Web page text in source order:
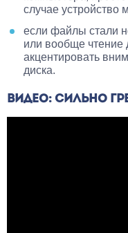
случае устройство
если файлы стали
или вообще
акцентировать
диска.
ВИДЕО: СИЛЬНО